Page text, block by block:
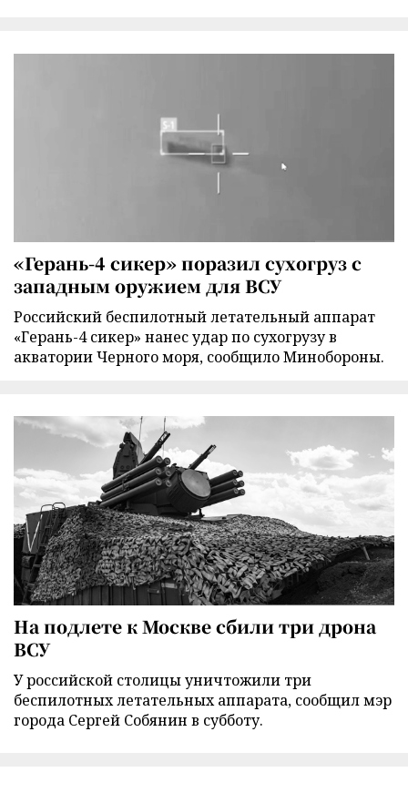
«Герань-4 сикер» поразил сухогруз с
западным оружием для ВСУ
Российский беспилотный летательный аппарат
«Герань-4 сикер» нанес удар по сухогрузу в
акватории Черного моря, сообщило Минобороны.
На подлете к Москве сбили три дрона
ВСУ
У российской столицы уничтожили три
беспилотных летательных аппарата, сообщил мэр
города Сергей Собянин в субботу.